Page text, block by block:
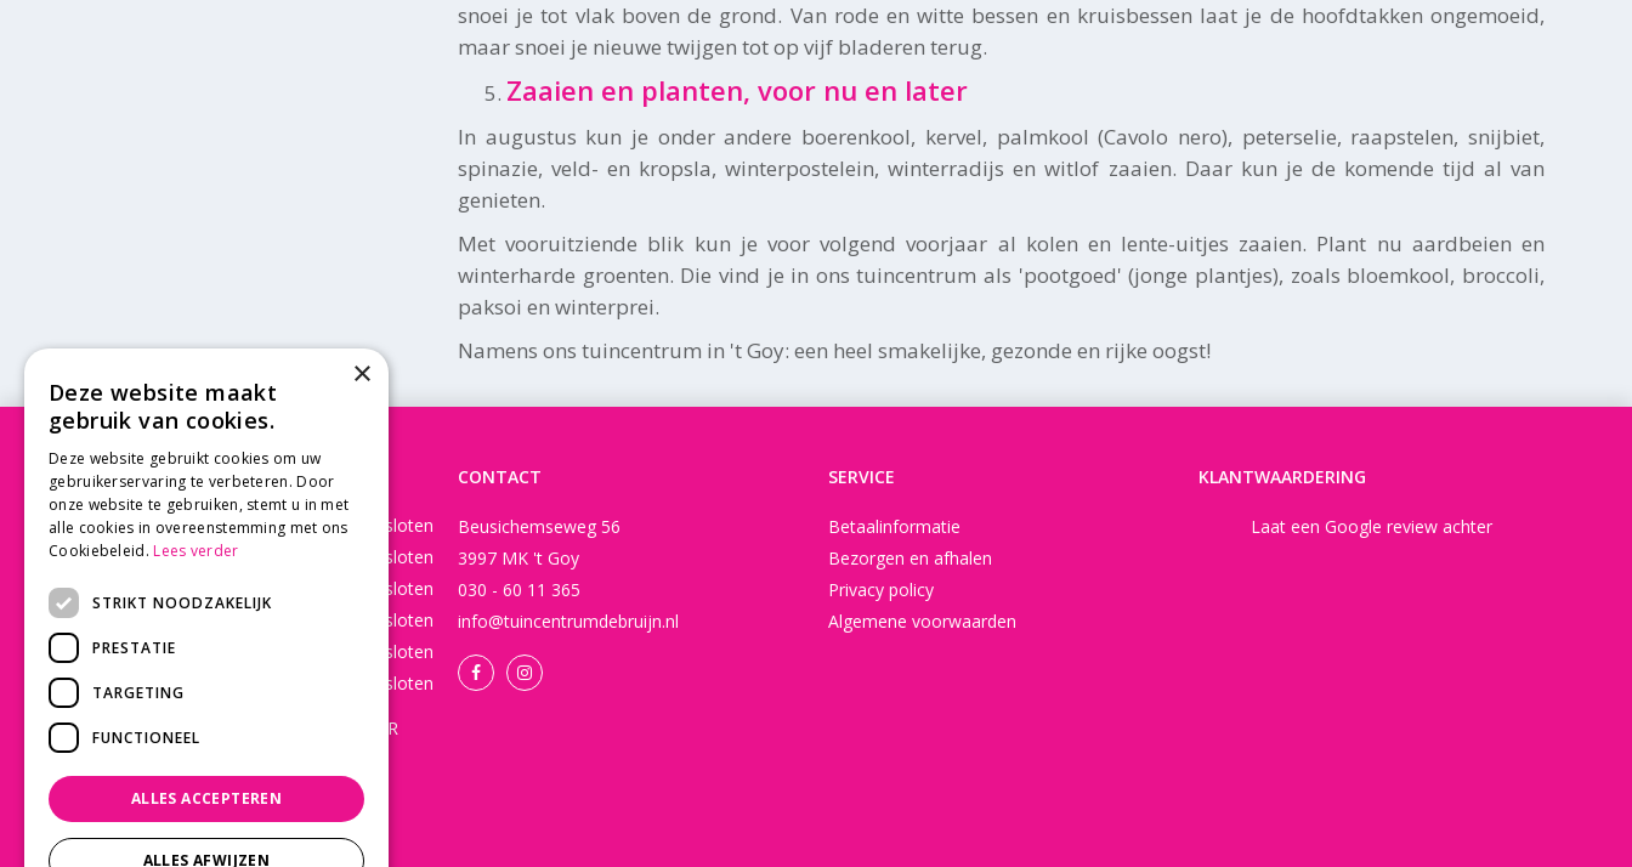
snoei je tot vlak boven de grond. Van rode en witte bessen en kruisbessen laat je de hoofdtakken ongemoeid,
maar snoei je nieuwe twijgen tot op vijf bladeren terug.
Zaaien en planten, voor nu en later
In augustus kun je onder andere boerenkool, kervel, palmkool (Cavolo nero), peterselie, raapstelen, snijbiet,
spinazie, veld- en kropsla, winterpostelein, winterradijs en witlof zaaien. Daar kun je de komende tijd al van
genieten.
Met vooruitziende blik kun je voor volgend voorjaar al kolen en lente-uitjes zaaien. Plant nu aardbeien en
winterharde groenten. Die vind je in ons tuincentrum als 'pootgoed' (jonge plantjes), zoals bloemkool, broccoli,
paksoi en winterprei.
Namens ons tuincentrum in 't Goy: een heel smakelijke, gezonde en rijke oogst!
OPENINGSTIJDEN
Maandag
Gesloten
Dinsdag
Gesloten
Gesloten
Gesloten
Vrijdag
Gesloten
Zaterdag
Gesloten
WEBSHOP OPEN 24/7 365 DAGEN PER
DAGELIJKS VERZONDEN!
Toon alle openingstijden
CONTACT
Beusichemseweg 56
3997 MK 't Goy
030 - 60 11 365
info@tuincentrumdebruijn.nl
SERVICE
Betaalinformatie
Bezorgen en afhalen
Privacy policy
Algemene voorwaarden
KLANTWAARDERING
Laat een Google review achter
×
Deze website maakt
gebruik van cookies.
Deze website gebruikt cookies om uw
gebruikerservaring te verbeteren. Door
onze website te gebruiken, stemt u in met
alle cookies in overeenstemming met ons
Cookiebeleid. Lees verder
STRIKT NOODZAKELIJK
PRESTATIE
TARGETING
FUNCTIONEEL
ALLES ACCEPTEREN
ALLES AFWIJZEN